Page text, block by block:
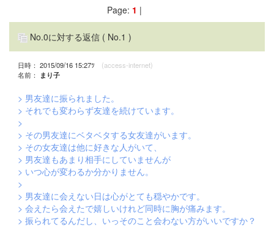
Page: 1 |
No.0に対する返信 ( No.1 )
日時： 2015/09/16 15:27ﾂ (access-internet)
名前：
まり子
> 男友達に振られました。
> それでも変わらず友達を続けています。
>
> その男友達にベタベタする女友達がいます。
> その女友達は他に好きな人がいて、
> 男友達もあまり相手にしていませんが
> いつ心が変わるか分かりません。
>
> 男友達に会えない日は心がとても穏やかです。
> 会えたら会えたで嬉しいけれど同時に胸が痛みます。
> 振られてるんだし、いっそのこと会わない方がいいですか？